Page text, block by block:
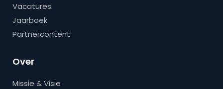
Vacatures
Jaarboek
Partnercontent
Over
Missie & Visie